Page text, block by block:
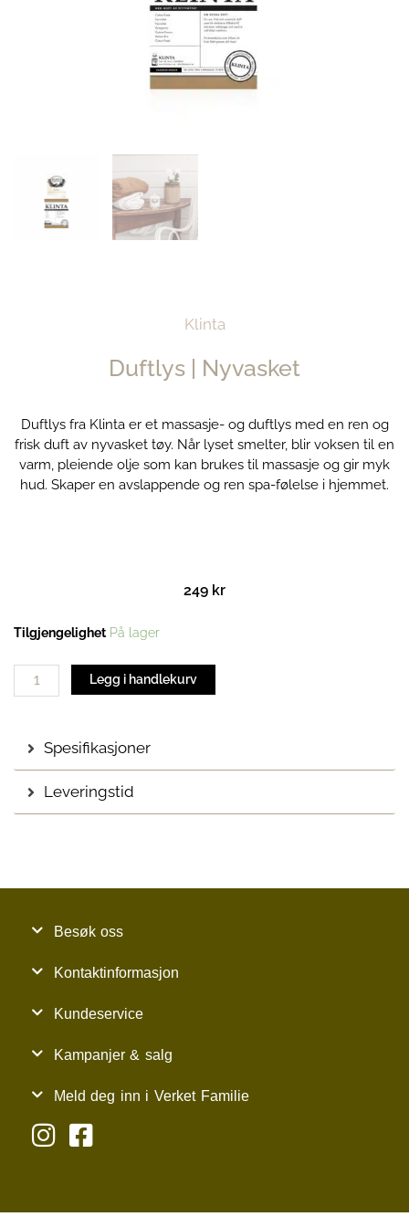
Klinta
Duftlys | Nyvasket
Duftlys fra Klinta er et massasje- og duftlys med en ren og
frisk duft av nyvasket tøy. Når lyset smelter, blir voksen til en
varm, pleiende olje som kan brukes til massasje og gir myk
hud. Skaper en avslappende og ren spa-følelse i hjemmet.
249 kr
Tilgjengelighet På lager
Duftlys
Legg i handlekurv
Spesifikasjoner
Leveringstid
Besøk oss
Kontaktinformasjon
Kundeservice
Kampanjer & salg
Meld deg inn i Verket Familie